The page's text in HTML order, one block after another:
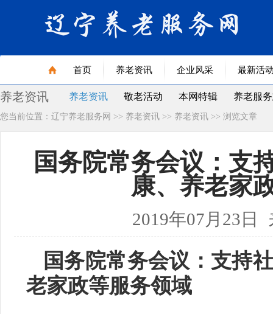
首页 养老资讯 企业风采 最新活
养老资讯 养老资讯 敬老活动 本网特辑 养老服
健康食品 老年艺术 老年书籍 老年用品
专题首页
您当前位置： 辽宁养老服务网 >> 养老资讯 >> 养老资讯 >> 浏览文章
国务院常务会议：支
康、养老家
2019年07月23日
国务院常务会议：支持
老家政等服务领域